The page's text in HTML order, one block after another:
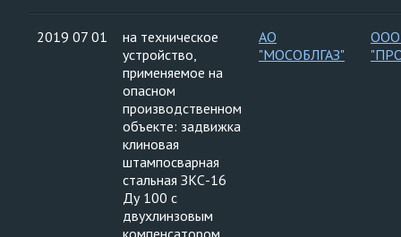
2019 07 01
на техническое
устройство,
применяемое на
опасном
производственном
объекте: задвижка
клиновая
штампосварная
стальная ЗКС-16
Ду 100 с
двухлинзовым
компенсатором
АО
"МОСОБЛГАЗ"